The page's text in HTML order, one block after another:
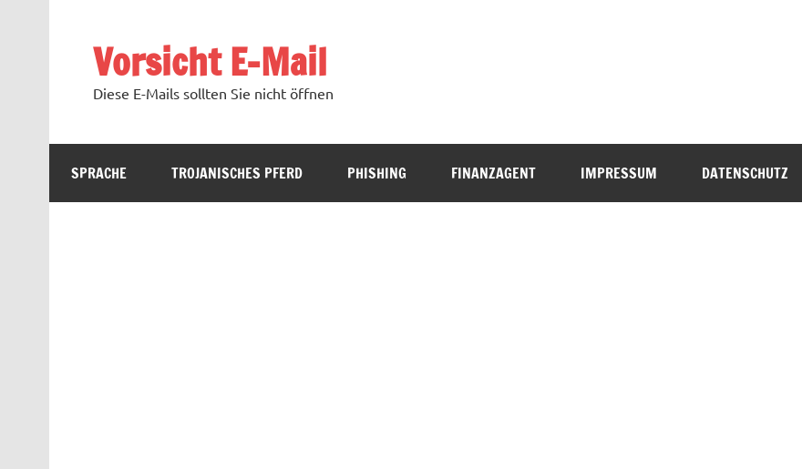
Vorsicht E-Mail
Diese E-Mails sollten Sie nicht öffnen
SPRACHE TROJANISCHES PFERD PHISHING FINANZAGENT IMPRESSUM DATENSCHUTZ